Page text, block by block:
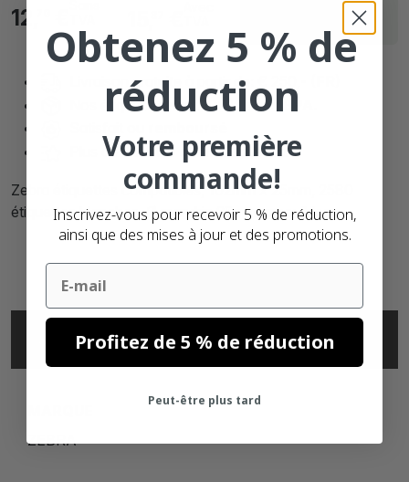
12,
Livraison sous 1
jours
Livraison gratuite à partir de: € 250,- (FR)
Nos étiquettes sont100% sans BPA.
Plus de90.000 clientssatisfaits
Zebra étiquettes compatibles, 102mm x 25mm, 2580
étiquettes blanches, Ø mandrin 25mm, amovibles
SPÉCIFICATIONS
ZEBRA
Obtenez 5 % de
réduction
Votre première
commande!
Inscrivez-vous pour recevoir 5 % de réduction,
ainsi que des mises à jour et des promotions.
Email
Profitez de 5 % de réduction
Peut-être plus tard